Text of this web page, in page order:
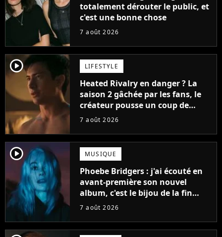
totalement dérouter le public, et
c'est une bonne chose
7 août 2026
player2 LIFESTYLE
Heated Rivalry en danger ? La
saison 2 gâchée par les fans, le
créateur pousse un coup de
gueule
7 août 2026
player2 MUSIQUE
Phoebe Bridgers : j'ai écouté en
avant-première son nouvel
album, c'est le bijou de la fin
d'été
7 août 2026